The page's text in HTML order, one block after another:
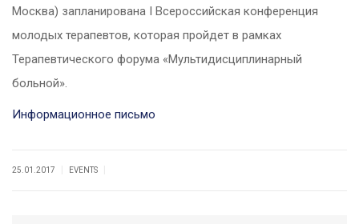
Москва) запланирована I Всероссийская конференция
молодых терапевтов, которая пройдет в рамках
Терапевтического форума «Мультидисциплинарный
больной».
Информационное письмо
25.01.2017 EVENTS